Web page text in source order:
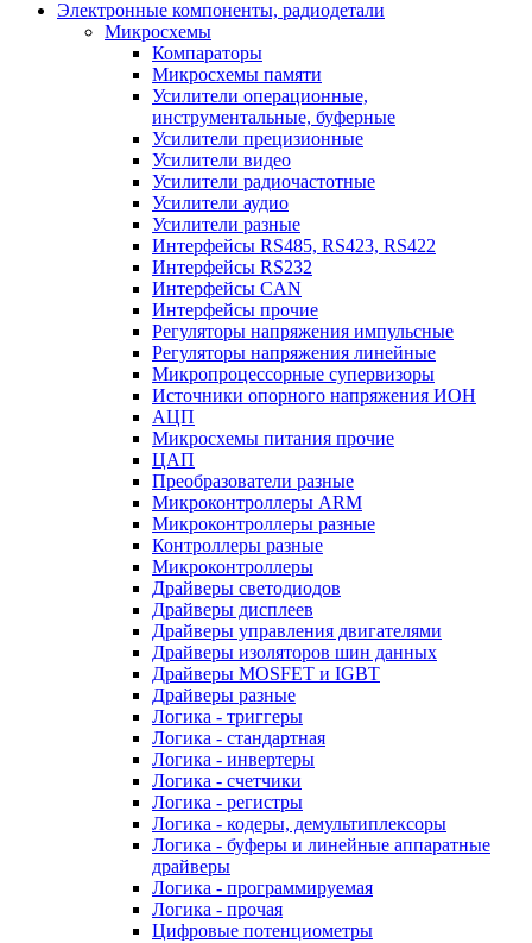
Электронные компоненты, радиодетали
Микросхемы
Компараторы
Микросхемы памяти
Усилители операционные,
инструментальные, буферные
Усилители прецизионные
Усилители видео
Усилители радиочастотные
Усилители аудио
Усилители разные
Интерфейсы RS485, RS423, RS422
Интерфейсы RS232
Интерфейсы CAN
Интерфейсы прочие
Регуляторы напряжения импульсные
Регуляторы напряжения линейные
Микропроцессорные супервизоры
Источники опорного напряжения ИОН
АЦП
Микросхемы питания прочие
ЦАП
Преобразователи разные
Микроконтроллеры ARM
Микроконтроллеры разные
Контроллеры разные
Микроконтроллеры
Драйверы светодиодов
Драйверы дисплеев
Драйверы управления двигателями
Драйверы изоляторов шин данных
Драйверы MOSFET и IGBT
Драйверы разные
Логика - триггеры
Логика - стандартная
Логика - инвертеры
Логика - счетчики
Логика - регистры
Логика - кодеры, демультиплексоры
Логика - буферы и линейные аппаратные
драйверы
Логика - программируемая
Логика - прочая
Цифровые потенциометры